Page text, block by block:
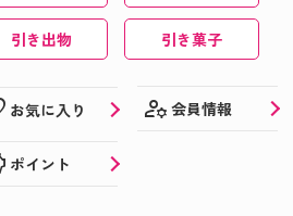
引き出物 引き菓子
お気に入り manage_accounts 会員情報
ポイント